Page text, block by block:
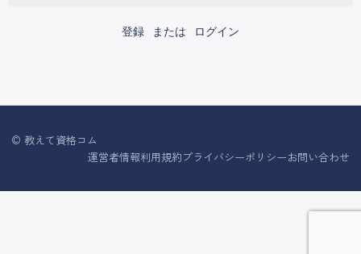
登録 または ログイン
© 教えて資格コム
運営者情報利用規約プライバシーポリシーお問い合わせ